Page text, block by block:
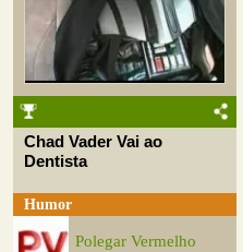
Chad Vader Vai ao
Dentista
Humor
Polegar Vermelho